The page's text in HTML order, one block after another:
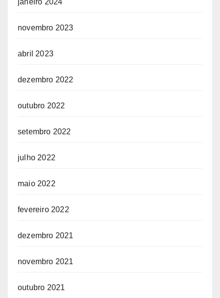
novembro 2023
abril 2023
dezembro 2022
outubro 2022
setembro 2022
julho 2022
maio 2022
fevereiro 2022
dezembro 2021
novembro 2021
outubro 2021